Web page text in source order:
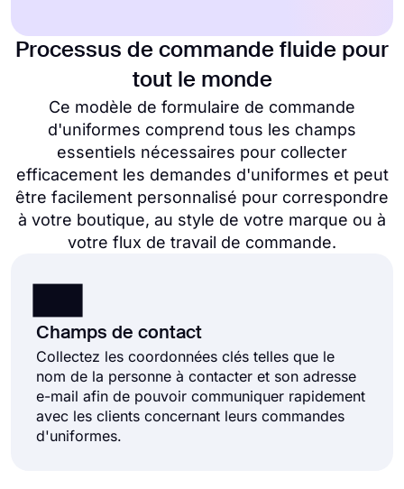
Processus de commande fluide pour
tout le monde
Ce modèle de formulaire de commande
d'uniformes comprend tous les champs
essentiels nécessaires pour collecter
efficacement les demandes d'uniformes et peut
être facilement personnalisé pour correspondre
à votre boutique, au style de votre marque ou à
votre flux de travail de commande.
Champs de contact
Collectez les coordonnées clés telles que le
nom de la personne à contacter et son adresse
e-mail afin de pouvoir communiquer rapidement
avec les clients concernant leurs commandes
d'uniformes.